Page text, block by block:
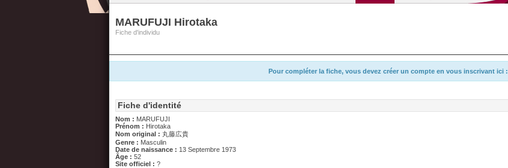
MARUFUJI Hirotaka
Fiche d'individu
Pour compléter la fiche, vous devez créer un compte en vous inscrivant ici :
Fiche d'identité
Nom : MARUFUJI
Prénom : Hirotaka
Nom original : 丸藤広貴
Genre : Masculin
Date de naissance : 13 Septembre 1973
Âge : 52
Site officiel : ?